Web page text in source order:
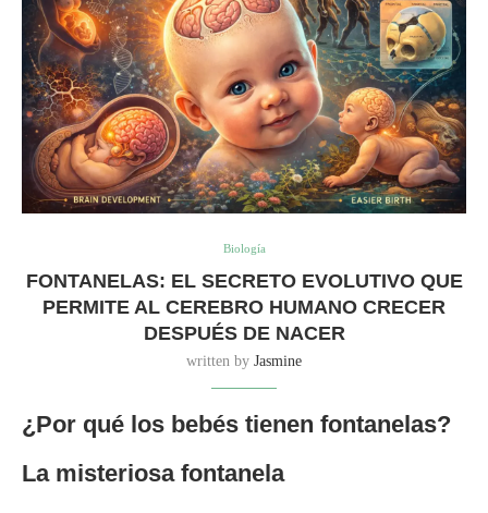
Biología
FONTANELAS: EL SECRETO EVOLUTIVO QUE
PERMITE AL CEREBRO HUMANO CRECER
DESPUÉS DE NACER
written by Jasmine
¿Por qué los bebés tienen fontanelas?
La misteriosa fontanela